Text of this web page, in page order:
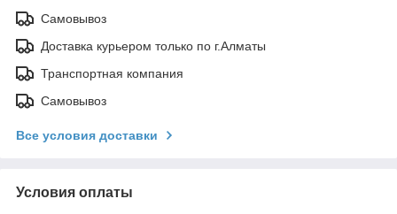
Самовывоз
Доставка курьером только по г.Алматы
Транспортная компания
Самовывоз
Все условия доставки
Условия оплаты